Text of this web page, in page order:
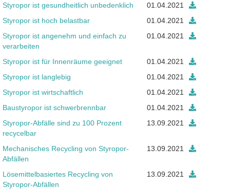
Styropor ist gesundheitlich unbedenklich
01.04.2021
Styropor ist hoch belastbar
01.04.2021
Styropor ist angenehm und einfach zu
verarbeiten
01.04.2021
Styropor ist für Innenräume geeignet
01.04.2021
Styropor ist langlebig
01.04.2021
Styropor ist wirtschaftlich
01.04.2021
Baustyropor ist schwerbrennbar
01.04.2021
Styropor-Abfälle sind zu 100 Prozent
recycelbar
13.09.2021
Mechanisches Recycling von Styropor-
Abfällen
13.09.2021
Lösemittelbasiertes Recycling von
Styropor-Abfällen
13.09.2021